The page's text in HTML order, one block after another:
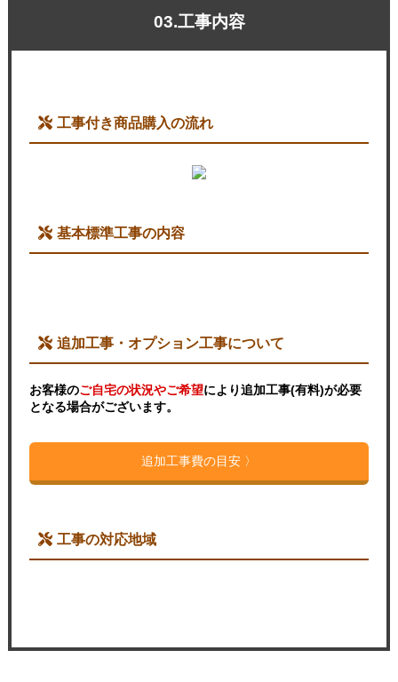
03.工事内容
工事付き商品購入の流れ
基本標準工事の内容
追加工事・オプション工事について
お客様のご自宅の状況やご希望により追加工事(有料)が必要
となる場合がございます。
追加工事費の目安 〉
工事の対応地域